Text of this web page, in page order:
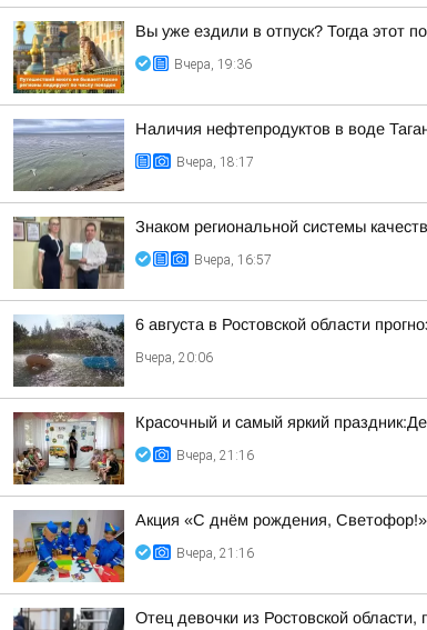
Вы уже ездили в отпуск? Тогда этот
Вчера, 19:36
Наличия нефтепродуктов в воде
Вчера, 18:17
Знаком региональной системы
Вчера, 16:57
6 августа в Ростовской области
Вчера, 20:06
Красочный и самый яркий
Вчера, 21:16
Акция «С днём рождения, Светофор!»
Вчера, 21:16
Отец девочки из Ростовской